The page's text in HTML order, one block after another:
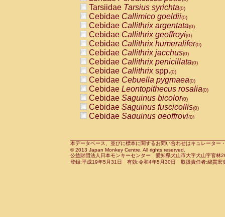
PitheciidaeCallicebus donacophilus
PitheciidaeCallicebus moloch
PitheciidaeCallicebus torquatus
PitheciidaeCallicebusspp.(0)
PitheciidaeChiropotes satanas(0)
PitheciidaePithecia monachus
PitheciidaePithecia pithecia(0)
CercopithecidaeCercocebus agilis
CercopithecidaeCercocebus
CercopithecidaeCercocebus
CercopithecidaeCercocebus
CercopithecidaeCercocebus
CercopithecidaeCercocebushybrid
CercopithecidaePapio anubis(0)
CercopithecidaePapio cynocephalus
CercopithecidaePapio hamadryas(0)
Tarsiidae Tarsius syrichta(0)
Cebidae Callimico goeldii(0)
Cebidae Callithrix argentata(0)
Cebidae Callithrix geoffroyi(0)
Cebidae Callithrix humeralifer(0)
Cebidae Callithrix jacchus(0)
Cebidae Callithrix penicillata(0)
Cebidae Callithrixspp.(0)
Cebidae Cebuella pygmaea(0)
Cebidae Leontopithecus rosalia(0)
Cebidae Saguinus bicolor(0)
Cebidae Saguinus fuscicollis(0)
Cebidae Saguinus geoffroyi(0)
CebidaeSaguinus leucopus(0)
CebidaeSaguinus midas(0)
Cebidae Saguinus mystax(0)
本データベース、並びに標本に関するお問い合わせはキュレータ
© 2013 Japan Monkey Centre. All rights reserved.
公益財団法人日本モンキーセンター 愛知県犬山市大字犬山字官
登録:平成19年5月31日 有効:令和4年5月30日 取扱責任者:綿貫宏